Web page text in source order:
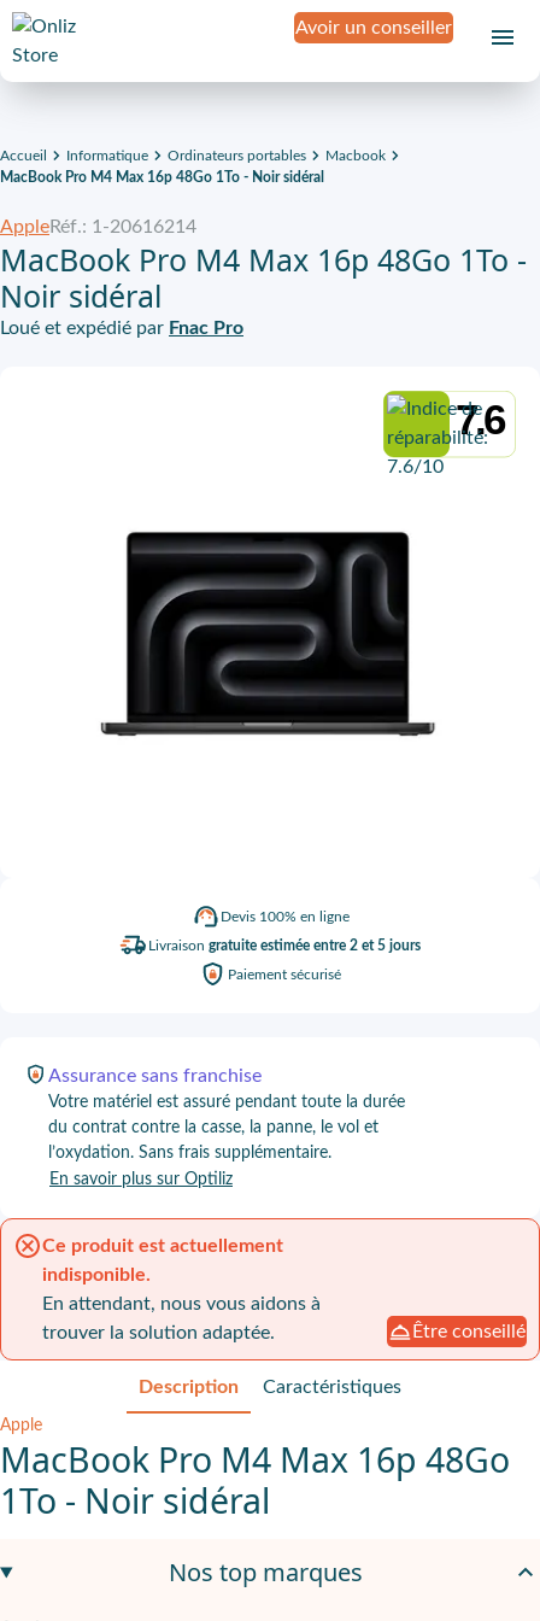
Avoir un conseiller
Accueil Informatique Ordinateurs portables
Macbook
MacBook Pro M4 Max 16p 48Go 1To - Noir sidéral
Devis 100% en ligne
Livraison gratuite estimée entre 2 et 5 jours
Paiement sécurisé
7.6
AppleRéf.: 1-20616214
MacBook Pro M4 Max 16p 48Go 1To -
Noir sidéral
Loué et expédié par Fnac Pro
Assurance sans franchise
Votre matériel est assuré pendant toute la durée
du contrat contre la casse, la panne, le vol et
l’oxydation. Sans frais supplémentaire.
En savoir plus sur Optiliz
Ce produit est actuellement
indisponible.
En attendant, nous vous aidons à
trouver la solution adaptée.
Être conseillé
Description Caractéristiques
Apple
MacBook Pro M4 Max 16p 48Go
1To - Noir sidéral
Nos top marques